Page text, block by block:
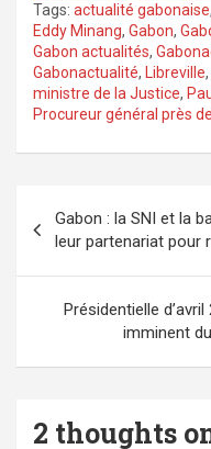
Tags: actualité gabonaise,
Eddy Minang, Gabon,
Gabon actualités,
Gabonactualité, Libreville,
ministre de la Justice,
Procureur général près
de
l’article
Gabon : la SNI et la
leur partenariat pour
Présidentielle
imminent
2 thoughts